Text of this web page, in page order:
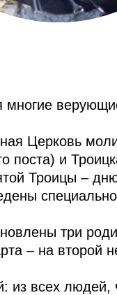
Церковь
поста) и
Троицы –
три
– на второй
из всех людей,